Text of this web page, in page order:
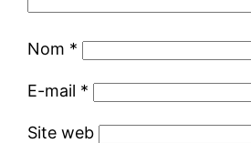
Nom *
E-mail *
Site web